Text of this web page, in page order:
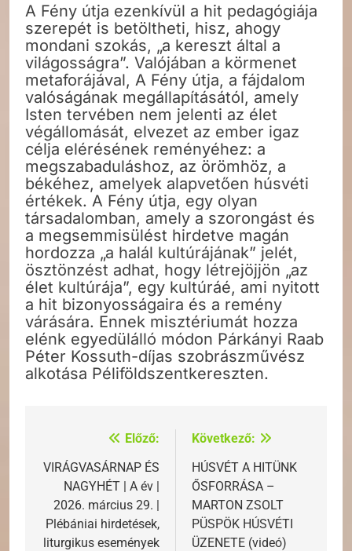
A Fény útja ezenkívül a hit pedagógiája
szerepét is betöltheti, hisz, ahogy
mondani szokás, „a kereszt által a
világosságra”. Valójában a körmenet
metaforájával, A Fény útja, a fájdalom
valóságának megállapításától, amely
Isten tervében nem jelenti az élet
végállomását, elvezet az ember igaz
célja elérésének reményéhez: a
megszabaduláshoz, az örömhöz, a
békéhez, amelyek alapvetően húsvéti
értékek. A Fény útja, egy olyan
társadalomban, amely a szorongást és
a megsemmisülést hirdetve magán
hordozza „a halál kultúrájának” jelét,
ösztönzést adhat, hogy létrejöjjön „az
élet kultúrája”, egy kultúráé, ami nyitott
a hit bizonyosságaira és a remény
várására. Ennek misztériumát hozza
elénk egyedülálló módon Párkányi Raab
Péter Kossuth-díjas szobrászművész
alkotása Péliföldszentkereszten.
Bejegyzés
navigáció
Előző:
VIRÁGVASÁRNAP ÉS
NAGYHÉT | A év |
2026. március 29. |
Plébániai hirdetések,
liturgikus események
Következő:
HÚSVÉT A HITÜNK
ŐSFORRÁSA –
MARTON ZSOLT
PÜSPÖK HÚSVÉTI
ÜZENETE (videó)